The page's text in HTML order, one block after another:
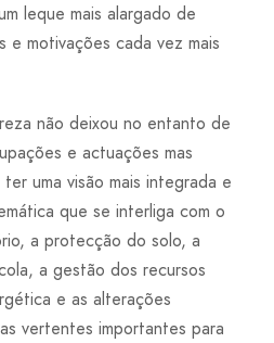
leque mais alargado de
e motivações cada vez mais
não deixou no entanto de
e actuações mas
uma visão mais integrada e
que se interliga com o
a protecção do solo, a
a gestão dos recursos
e as alterações
vertentes importantes para